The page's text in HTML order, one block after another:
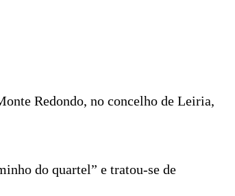
Redondo, no concelho de Leiria,
do quartel” e tratou-se de